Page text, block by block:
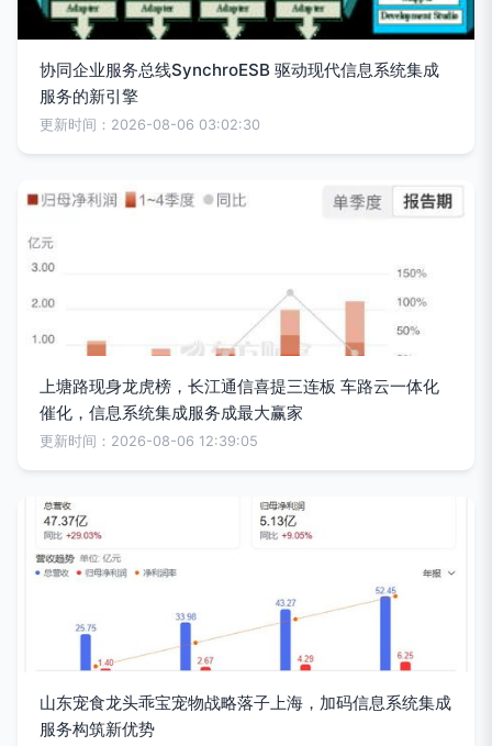
协同企业服务总线SynchroESB 驱动现代信息系统集成
服务的新引擎
更新时间：2026-08-06 03:02:30
上塘路现身龙虎榜，长江通信喜提三连板 车路云一体化
催化，信息系统集成服务成最大赢家
更新时间：2026-08-06 12:39:05
山东宠食龙头乖宝宠物战略落子上海，加码信息系统集成
服务构筑新优势